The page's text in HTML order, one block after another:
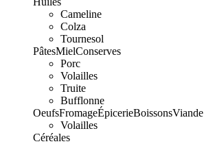
Cameline
Colza
Tournesol
PâtesMielConserves
Porc
Volailles
Truite
Bufflonne
OeufsFromageÉpicerieBoissonsViande
Volailles
Céréales